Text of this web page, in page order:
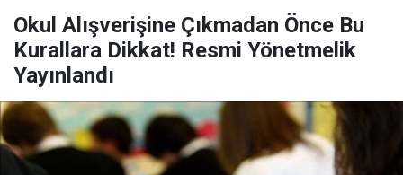
Okul Alışverişine Çıkmadan Önce Bu
Kurallara Dikkat! Resmi Yönetmelik
Yayınlandı